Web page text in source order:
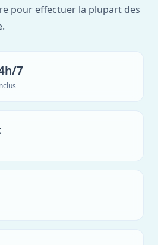
pour effectuer la plupart des
7